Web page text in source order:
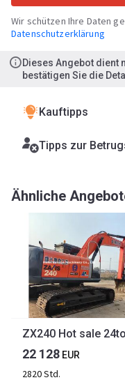
Wir schützen Ihre Daten
Datenschutzerklärung
Dieses Angebot dient
bestätigen Sie die
Kauftipps
Tipps zur
Ähnliche
22 128 EUR
2820 Std.